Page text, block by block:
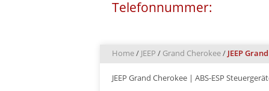
Telefonnummer:
Home/ JEEP / Grand Cherokee/ JEEP
JEEP Grand Cherokee | ABS-ESP